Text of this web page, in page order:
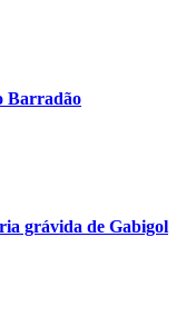
Barradão
grávida de Gabigol